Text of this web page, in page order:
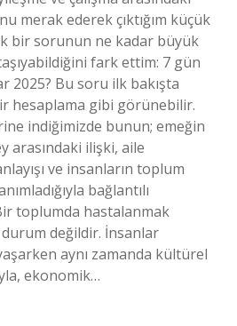
merak ederek çıktığım küçük
bir sorunun ne kadar büyük
fark ettim: 7 gün
2025? Bu soru ilk bakışta
hesaplama gibi görünebilir.
indiğimizde bunun; emeğin
arasındaki ilişki, aile
ve insanların toplum
bağlantılı
toplumda hastalanmak
değildir. İnsanlar
aynı zamanda kültürel
ekonomik…